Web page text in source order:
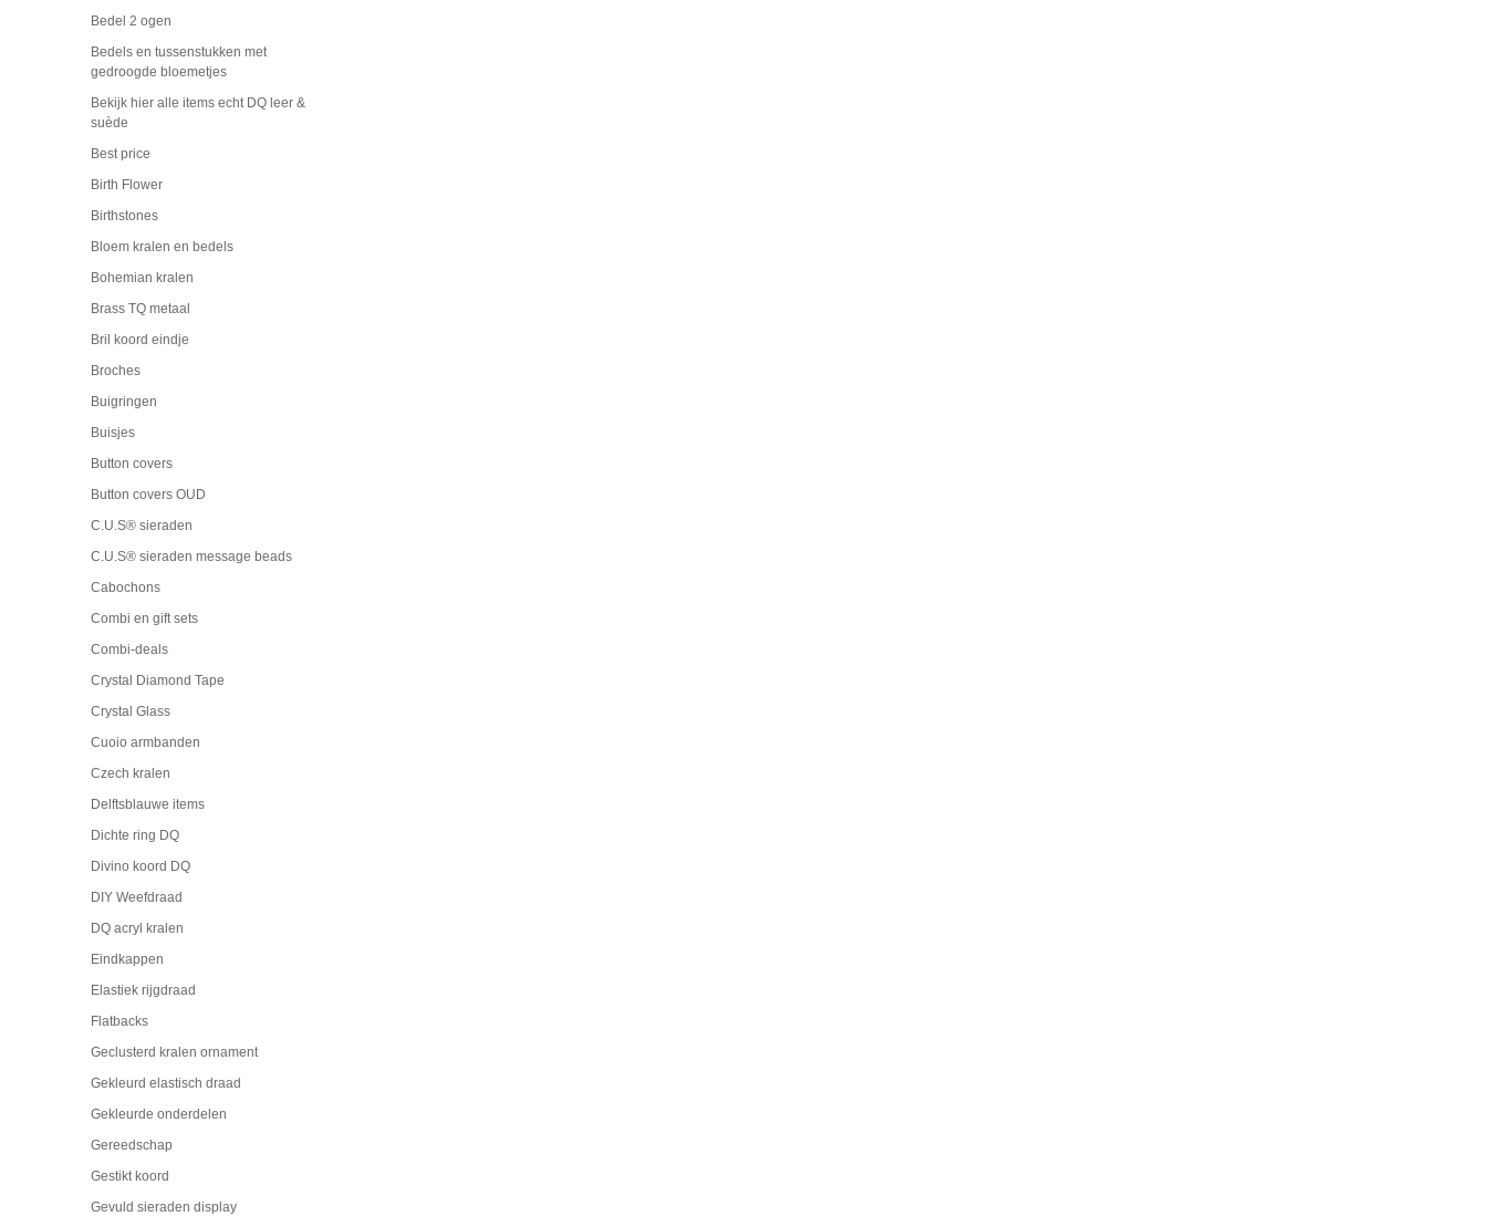
Bedel 2 ogen
Bedels en tussenstukken met
gedroogde bloemetjes
Bekijk hier alle items echt DQ leer &
suède
Best price
Birth Flower
Birthstones
Bloem kralen en bedels
Bohemian kralen
Brass TQ metaal
Bril koord eindje
Broches
Buigringen
Buisjes
Button covers
Button covers OUD
C.U.S® sieraden
C.U.S® sieraden message beads
Cabochons
Combi en gift sets
Combi-deals
Crystal Diamond Tape
Crystal Glass
Cuoio armbanden
Czech kralen
Delftsblauwe items
Dichte ring DQ
Divino koord DQ
DIY Weefdraad
DQ acryl kralen
Eindkappen
Elastiek rijgdraad
Flatbacks
Geclusterd kralen ornament
Gekleurd elastisch draad
Gekleurde onderdelen
Gereedschap
Gestikt koord
Gevuld sieraden display